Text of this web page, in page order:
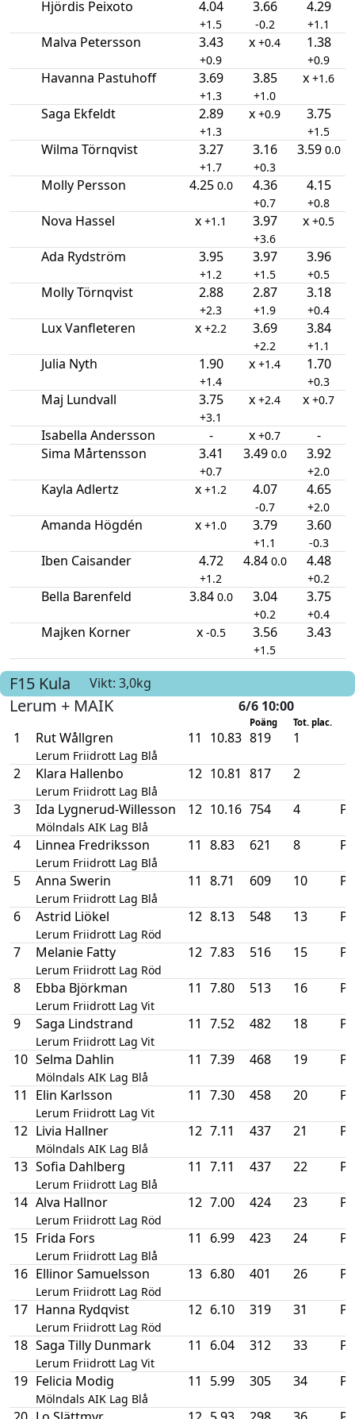
Hjördis Peixoto 4.04
+1.5
3.66
-0.2
4.29
+1.1
Malva Petersson 3.43
+0.9
x +0.4 1.38
+0.9
Havanna Pastuhoff 3.69
+1.3
3.85
+1.0
x +1.6
Saga Ekfeldt 2.89
+1.3
x +0.9 3.75
+1.5
Wilma Törnqvist 3.27
+1.7
3.16
+0.3
3.59 0.0
Molly Persson 4.25 0.0 4.36
+0.7
4.15
+0.8
Nova Hassel x +1.1 3.97
+3.6
x +0.5
Ada Rydström 3.95
+1.2
3.97
+1.5
3.96
+0.5
Molly Törnqvist 2.88
+2.3
2.87
+1.9
3.18
+0.4
Lux Vanfleteren x +2.2 3.69
+2.2
3.84
+1.1
Julia Nyth 1.90
+1.4
x +1.4 1.70
+0.3
Maj Lundvall 3.75
+3.1
x +2.4 x +0.7
Isabella Andersson - x +0.7
-
Sima Mårtensson
3.41
+0.7
3.49 0.0 3.92
+2.0
Kayla Adlertz x +1.2 4.07
-0.7
4.65
+2.0
Amanda Högdén x +1.0 3.79
+1.1
3.60
-0.3
Iben Caisander 4.72
+1.2
4.84 0.0 4.48
+0.2
Bella Barenfeld 3.84 0.0 3.04
+0.2
3.75
+0.4
Majken Korner x -0.5 3.56
+1.5
3.43
F15 Kula Vikt: 3,0kg
Lerum + MAIK 6/6 10:00
Poäng Tot. plac.
1 Rut Wållgren
Lerum Friidrott Lag Blå
11 10.83 819 1
2 Klara Hallenbo
Lerum Friidrott Lag Blå
12 10.81 817 2
3 Ida Lygnerud-Willesson
Mölndals AIK Lag Blå
12 10.16 754 4 PB
4 Linnea Fredriksson
Lerum Friidrott Lag Blå
11 8.83 621 8 PB
5 Anna Swerin
Lerum Friidrott Lag Blå
11 8.71 609 10 PB
6 Astrid Liökel
Lerum Friidrott Lag Röd
12 8.13 548 13 PB
7 Melanie Fatty
Lerum Friidrott Lag Röd
12 7.83 516 15 PB
8 Ebba Björkman
Lerum Friidrott Lag Vit
11 7.80 513 16 PB
9 Saga Lindstrand
Lerum Friidrott Lag Vit
11 7.52 482 18 PB
10 Selma Dahlin
Mölndals AIK Lag Blå
11 7.39 468 19 PB
11 Elin Karlsson
Lerum Friidrott Lag Vit
11 7.30 458 20 PB
12 Livia Hallner
Mölndals AIK Lag Blå
12 7.11 437 21 PB
13 Sofia Dahlberg
Lerum Friidrott Lag Blå
11 7.11 437 22 PB
14 Alva Hallnor
Lerum Friidrott Lag Röd
12 7.00 424 23 PB
15 Frida Fors
Lerum Friidrott Lag Blå
11 6.99 423 24 PB
16 Ellinor Samuelsson
Lerum Friidrott Lag Röd
13 6.80 401 26 PB
17 Hanna Rydqvist
Lerum Friidrott Lag Röd
12 6.10 319 31 PB
18 Saga Tilly Dunmark
Lerum Friidrott Lag Vit
11 6.04 312 33 PB
19 Felicia Modig
Mölndals AIK Lag Blå
11 5.99 305 34 PB